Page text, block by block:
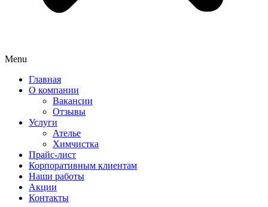
Menu
Главная
О компании
Вакансии
Отзывы
Услуги
Ателье
Химчистка
Прайс-лист
Корпоративным клиентам
Наши работы
Акции
Контакты